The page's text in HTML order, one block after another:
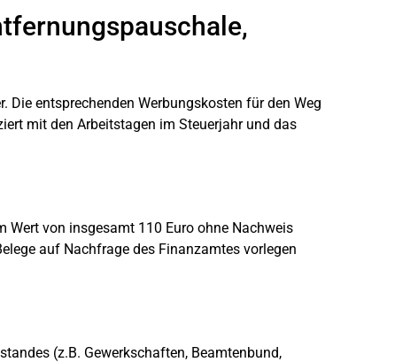
entsprechenden Werbungskosten für den Weg
mit den Arbeitstagen im Steuerjahr und das
Wert von insgesamt 110 Euro ohne Nachweis
auf Nachfrage des Finanzamtes vorlegen
(z.B. Gewerkschaften, Beamtenbund,